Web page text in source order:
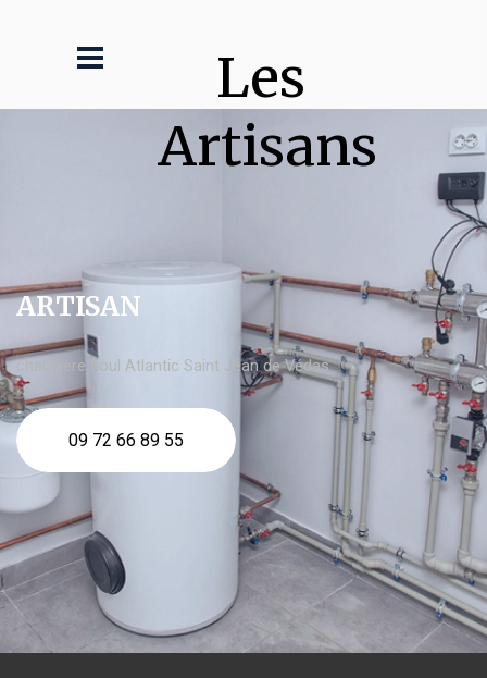
Les
Artisans
ARTISAN
chaudière fioul Atlantic Saint Jean de Védas
09 72 66 89 55